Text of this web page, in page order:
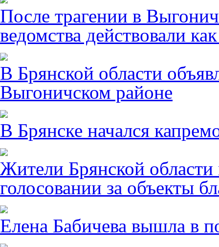
После трагении в
ведомства действовали
В Брянской области
Выгоничском районе
В Брянске начался
Жители Брянской области
голосовании за объекты
Елена Бабичева вышла в